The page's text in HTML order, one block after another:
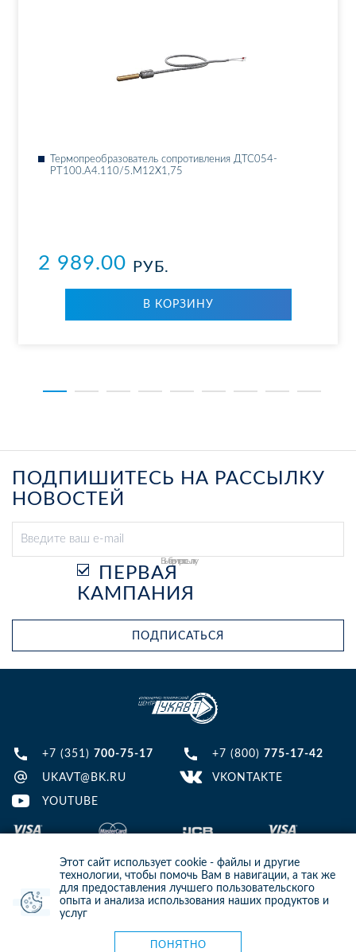
Этот сайт использует cookie - файлы и другие
технологии, чтобы помочь Вам в навигации, а так же
для предоставления лучшего пользовательского
опыта и анализа использования наших продуктов и
услуг
ПОНЯТНО
Тер­мо­пре­об­ра­зо­ва­тель со­про­тив­ле­ния ДТ­С054-
РТ100.А4.110/5.М12Х1,75
2 989.00 РУБ.
В КОР­ЗИ­НУ
ПОДПИШИТЕСЬ НА РАССЫЛКУ
НОВОСТЕЙ
Выберите рассылку
ПЕРВАЯ
КАМПАНИЯ
ПОДПИСАТЬСЯ
+7 (351) 700-75-17 +7 (800) 775-17-42
UKAVT@BK.RU VKONTAKTE
YOUTUBE
© 2013-2024 ООО ИТЦ УКАВТ. ИНН: 7448122124, ОГРН: 1097448007216
ИНФОРМАЦИЯ НА САЙТЕ НЕ ЯВЛЯЕТСЯ ПУБЛИЧНОЙ ОФЕРТОЙ. ДЛЯ